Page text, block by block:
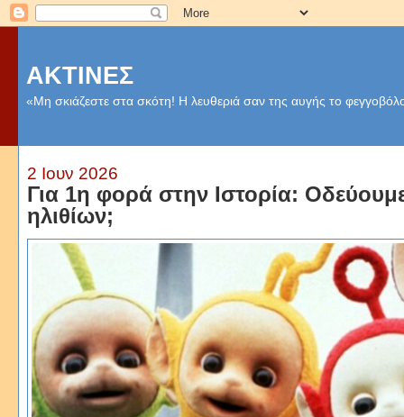
ΑΚΤΙΝΕΣ
«Μη σκιάζεστε στα σκότη! Η λευθεριά σαν της αυγής το
2 Ιουν 2026
Για 1η φορά στην Ιστορία:
ηλιθίων;